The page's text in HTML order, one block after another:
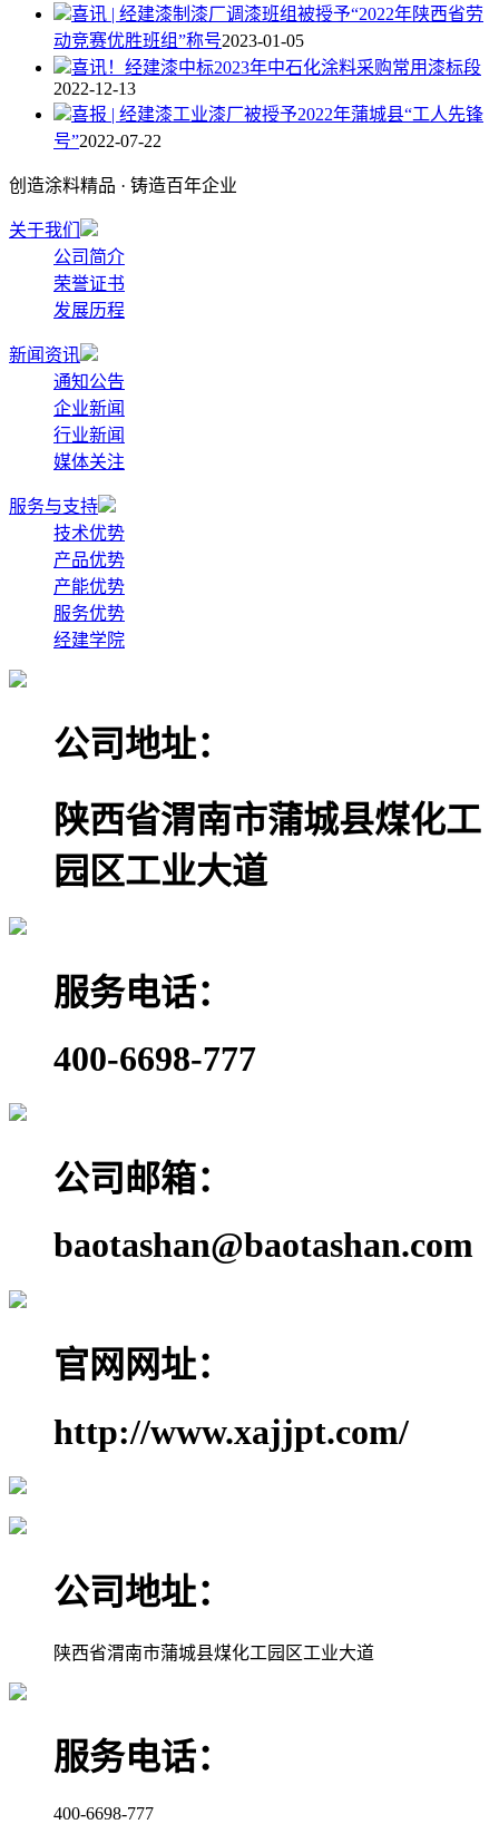
喜讯 | 经建漆制漆厂调漆班组被授予“2022年陕西省劳
动竞赛优胜班组”称号2023-01-05
喜讯！经建漆中标2023年中石化涂料采购常用漆标段
2022-12-13
喜报 | 经建漆工业漆厂被授予2022年蒲城县“工人先锋
号”2022-07-22
创造涂料精品 · 铸造百年企业
关于我们
公司简介
荣誉证书
发展历程
新闻资讯
通知公告
企业新闻
行业新闻
媒体关注
服务与支持
技术优势
产品优势
产能优势
服务优势
经建学院
公司地址：
陕西省渭南市蒲城县煤化工
园区工业大道
服务电话：
400-6698-777
公司邮箱：
baotashan@baotashan.com
官网网址：
http://www.xajjpt.com/
公司地址：
陕西省渭南市蒲城县煤化工园区工业大道
服务电话：
400-6698-777